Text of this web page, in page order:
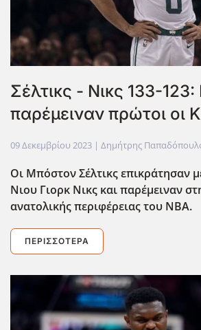
Σέλτικς - Νικς 133-123:
παρέμειναν πρώτοι οι
09 Δεκεμβρίου 2023 | Δημήτρης
Οι Μπόστον Σέλτικς επικράτησαν
Νιου Γιορκ Νικς και παρέμειναν
ανατολικής περιφέρειας του NBA.
ΠΕΡΙΣΣΌΤΕΡΑ